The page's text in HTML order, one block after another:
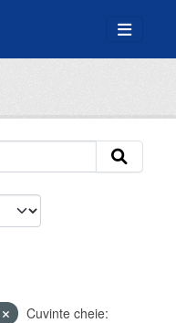
Cuvinte cheie: